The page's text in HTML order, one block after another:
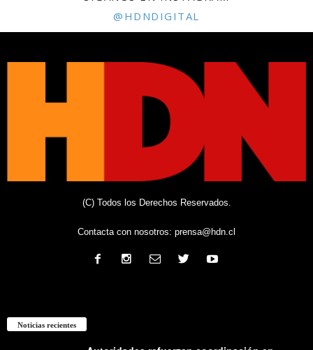
@HDNDIGITAL
(C) Todos los Derechos Reservados.
Contacta con nosotros: prensa@hdn.cl
Noticias recientes